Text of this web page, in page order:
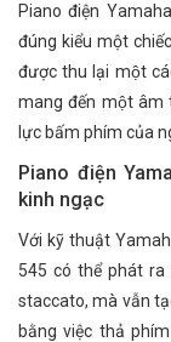
Piano điện
đúng kiểu một
được thu lại một
mang đến một âm
lực bấm phím của
Piano điện
kinh ngạc
Với kỹ thuật
545 có thể phát
staccato, mà vẫn
bằng việc thả